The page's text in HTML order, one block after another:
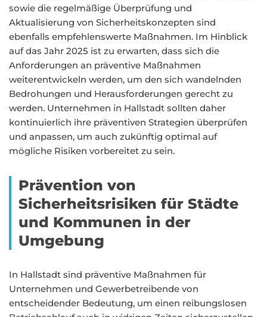
sowie die regelmäßige Überprüfung und
Aktualisierung von Sicherheitskonzepten sind
ebenfalls empfehlenswerte Maßnahmen. Im Hinblick
auf das Jahr 2025 ist zu erwarten, dass sich die
Anforderungen an präventive Maßnahmen
weiterentwickeln werden, um den sich wandelnden
Bedrohungen und Herausforderungen gerecht zu
werden. Unternehmen in Hallstadt sollten daher
kontinuierlich ihre präventiven Strategien überprüfen
und anpassen, um auch zukünftig optimal auf
mögliche Risiken vorbereitet zu sein.
Prävention von
Sicherheitsrisiken für Städte
und Kommunen in der
Umgebung
In Hallstadt sind präventive Maßnahmen für
Unternehmen und Gewerbetreibende von
entscheidender Bedeutung, um einen reibungslosen